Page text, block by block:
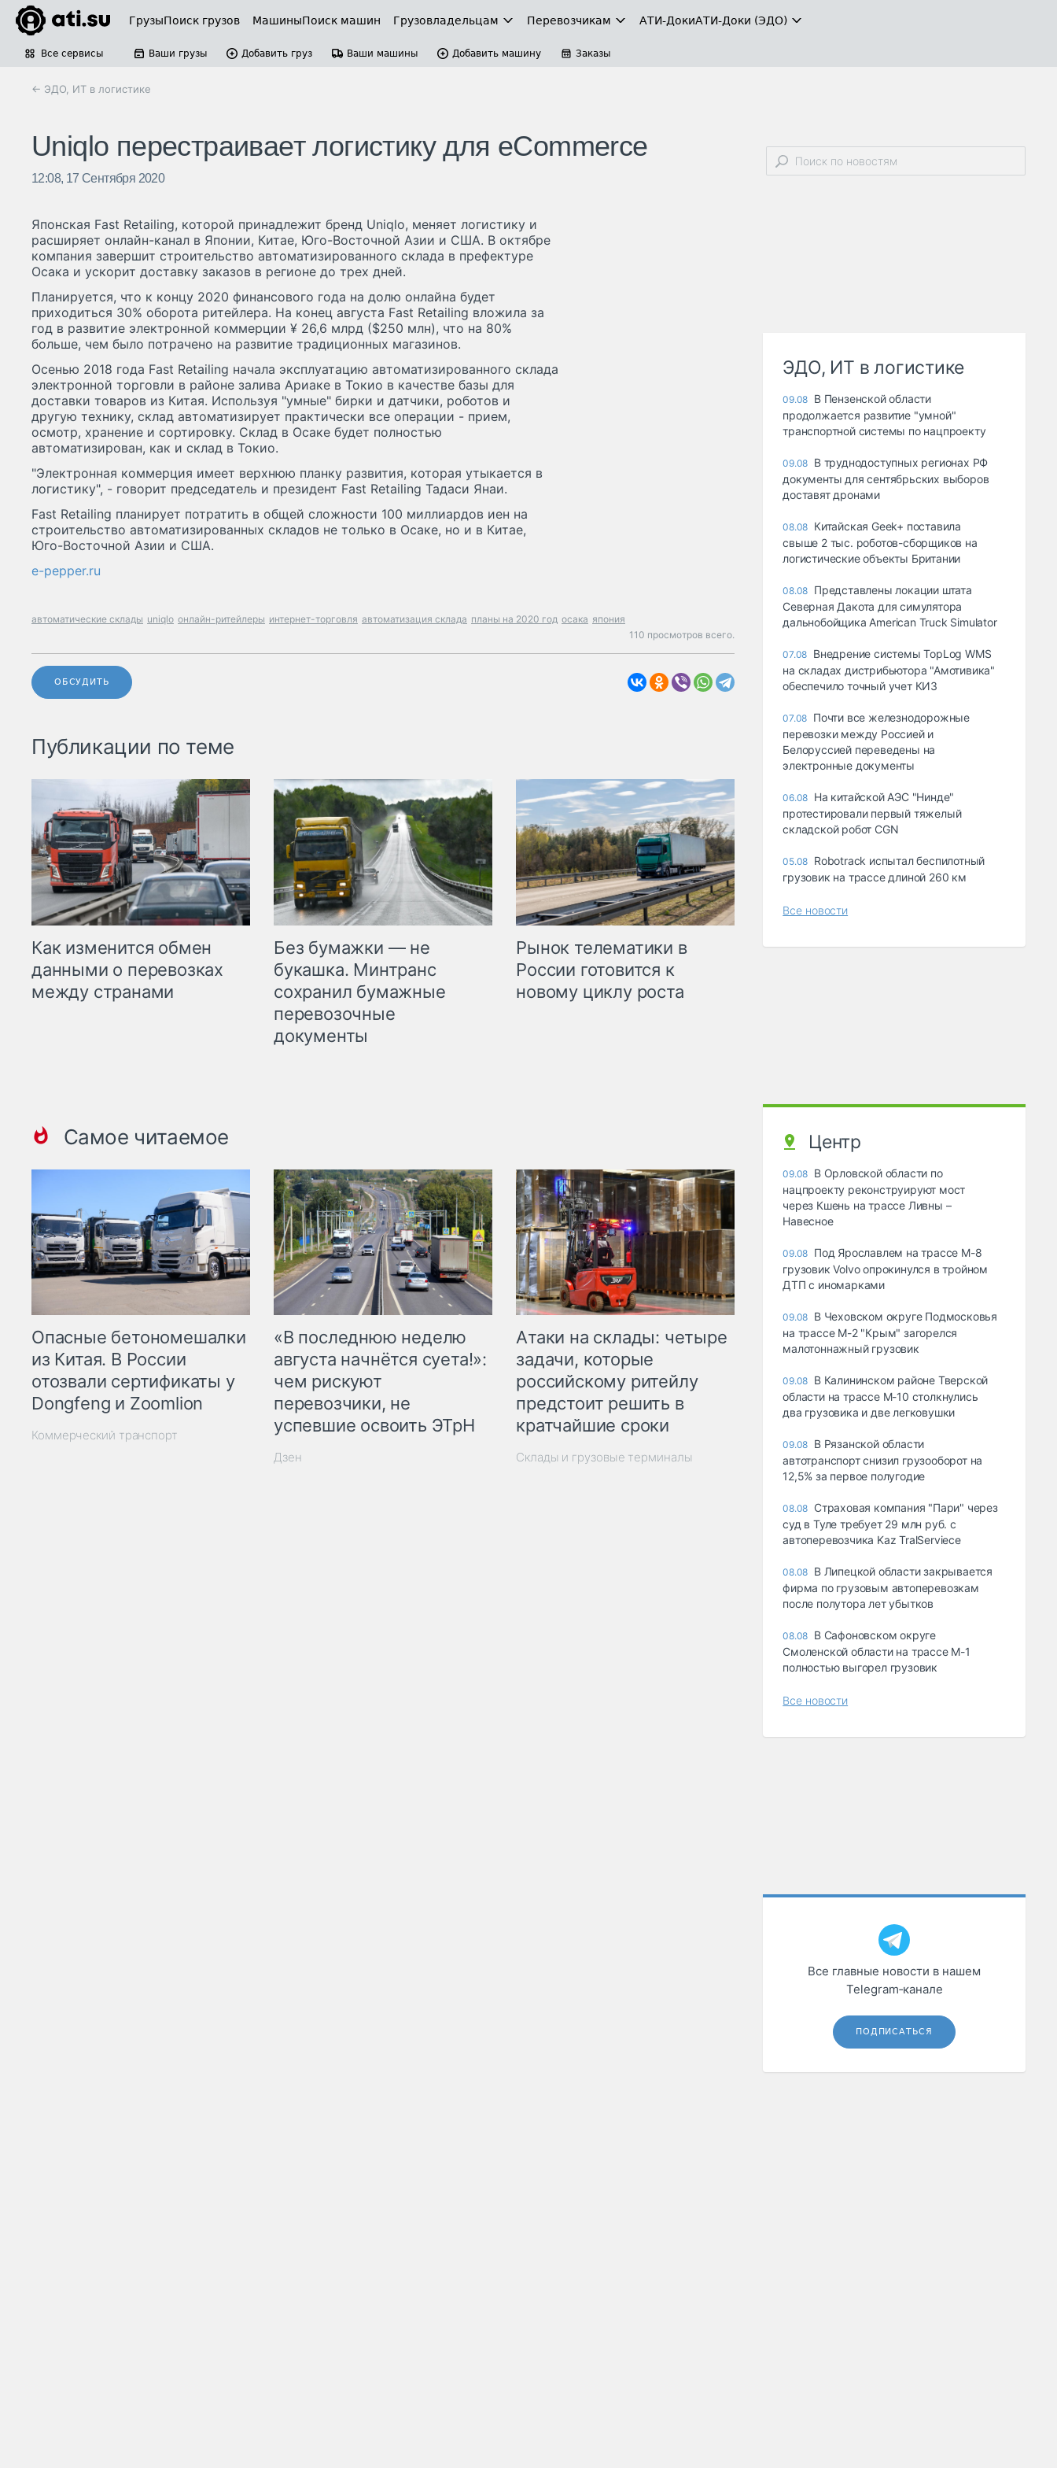
ГрузыПоиск грузов МашиныПоиск машин Грузовладельцам Перевозчикам АТИ-ДокиАТИ-Доки (ЭДО)
Все сервисы Ваши грузы Добавить груз Ваши машины Добавить машину Заказы
← ЭДО, ИТ в логистике
Uniqlo перестраивает логистику для eCommerce
12:08, 17 Сентября 2020
Японская Fast Retailing, которой принадлежит бренд Uniqlo, меняет логистику и
расширяет онлайн-канал в Японии, Китае, Юго-Восточной Азии и США. В октябре
компания завершит строительство автоматизированного склада в префектуре
Осака и ускорит доставку заказов в регионе до трех дней.
Планируется, что к концу 2020 финансового года на долю онлайна будет
приходиться 30% оборота ритейлера. На конец августа Fast Retailing вложила за
год в развитие электронной коммерции ¥ 26,6 млрд ($250 млн), что на 80%
больше, чем было потрачено на развитие традиционных магазинов.
Осенью 2018 года Fast Retailing начала эксплуатацию автоматизированного склада
электронной торговли в районе залива Ариаке в Токио в качестве базы для
доставки товаров из Китая. Используя "умные" бирки и датчики, роботов и
другую технику, склад автоматизирует практически все операции - прием,
осмотр, хранение и сортировку. Склад в Осаке будет полностью
автоматизирован, как и склад в Токио.
"Электронная коммерция имеет верхнюю планку развития, которая утыкается в
логистику", - говорит председатель и президент Fast Retailing Тадаси Янаи.
Fast Retailing планирует потратить в общей сложности 100 миллиардов иен на
строительство автоматизированных складов не только в Осаке, но и в Китае,
Юго-Восточной Азии и США.
e-pepper.ru
автоматические склады uniqlo онлайн-ритейлеры интернет-торговля автоматизация склада планы на 2020 год осака япония
110 просмотров всего.
ОБСУДИТЬ
Публикации по теме
Как изменится обмен
данными о перевозках
между странами
Без бумажки — не
букашка. Минтранс
сохранил бумажные
перевозочные
документы
Рынок телематики в
России готовится к
новому циклу роста
Самое читаемое
Опасные бетономешалки
из Китая. В России
отозвали сертификаты у
Dongfeng и Zoomlion
Коммерческий транспорт
«В последнюю неделю
августа начнётся суета!»:
чем рискуют
перевозчики, не
успевшие освоить ЭТрН
Дзен
Атаки на склады: четыре
задачи, которые
российскому ритейлу
предстоит решить в
кратчайшие сроки
Склады и грузовые терминалы
ЭДО, ИТ в логистике
09.08 В Пензенской области
продолжается развитие "умной"
транспортной системы по нацпроекту
09.08 В труднодоступных регионах РФ
документы для сентябрьских выборов
доставят дронами
08.08 Китайская Geek+ поставила
свыше 2 тыс. роботов-сборщиков на
логистические объекты Британии
08.08 Представлены локации штата
Северная Дакота для симулятора
дальнобойщика American Truck Simulator
07.08 Внедрение системы TopLog WMS
на складах дистрибьютора "Амотивика"
обеспечило точный учет КИЗ
07.08 Почти все железнодорожные
перевозки между Россией и
Белоруссией переведены на
электронные документы
06.08 На китайской АЭС "Нинде"
протестировали первый тяжелый
складской робот CGN
05.08 Robotrack испытал беспилотный
грузовик на трассе длиной 260 км
Все новости
Центр
09.08 В Орловской области по
нацпроекту реконструируют мост
через Кшень на трассе Ливны –
Навесное
09.08 Под Ярославлем на трассе М-8
грузовик Volvo опрокинулся в тройном
ДТП с иномарками
09.08 В Чеховском округе Подмосковья
на трассе М-2 "Крым" загорелся
малотоннажный грузовик
09.08 В Калининском районе Тверской
области на трассе М-10 столкнулись
два грузовика и две легковушки
09.08 В Рязанской области
автотранспорт снизил грузооборот на
12,5% за первое полугодие
08.08 Страховая компания "Пари" через
суд в Туле требует 29 млн руб. с
автоперевозчика Kaz TralServiece
08.08 В Липецкой области закрывается
фирма по грузовым автоперевозкам
после полутора лет убытков
08.08 В Сафоновском округе
Смоленской области на трассе М-1
полностью выгорел грузовик
Все новости
Все главные новости в нашем
Telegram‑канале
ПОДПИСАТЬСЯ